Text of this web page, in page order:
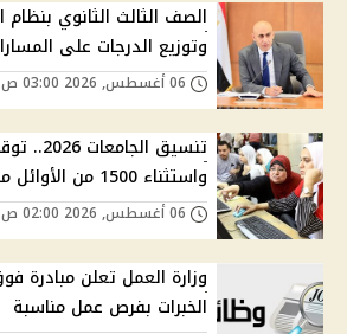
وتوزيع الدرجات على
تنسيق
واستثناء 1500 من الأوائل من التوزيع الجغرافي
الخبرات بفرص عمل مناسبة